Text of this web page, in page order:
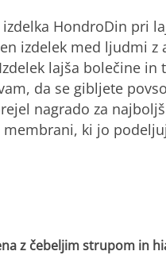
HondroDin pri
izdelek med ljudmi
lajša bolečine
da se gibljete
nagrado za
ki jo
z čebeljim strupom in